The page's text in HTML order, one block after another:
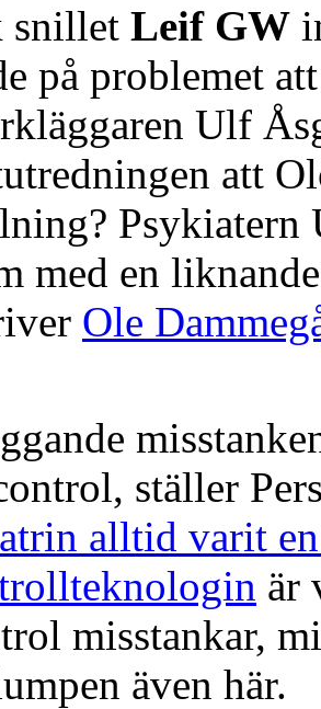
snillet Leif GW
på problemet
Ulf
att
med en
Ole
ställer
alltid varit
är
misstankar,
även här.